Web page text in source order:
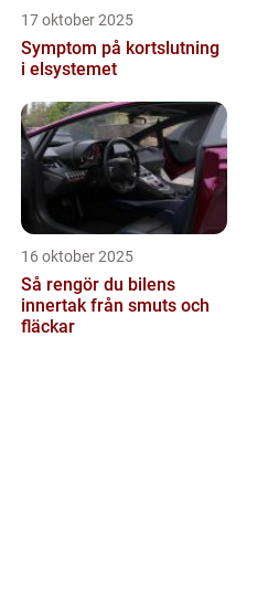
17 oktober 2025
Symptom på kortslutning
i elsystemet
16 oktober 2025
Så rengör du bilens
innertak från smuts och
fläckar